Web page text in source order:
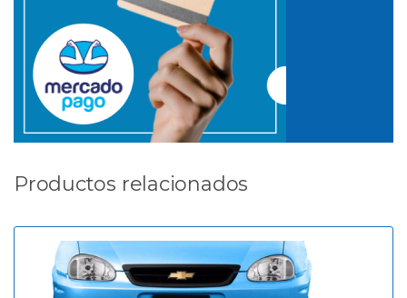
Productos relacionados